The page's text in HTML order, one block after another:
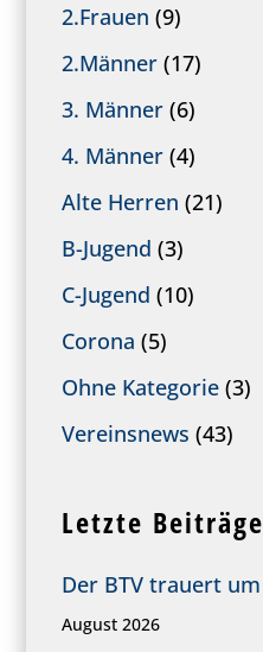
2.Frauen (9)
2.Männer (17)
3. Männer (6)
4. Männer (4)
Alte Herren (21)
B-Jugend (3)
C-Jugend (10)
Corona (5)
Ohne Kategorie (3)
Vereinsnews (43)
Letzte Beiträge
Der BTV trauert
August 2026